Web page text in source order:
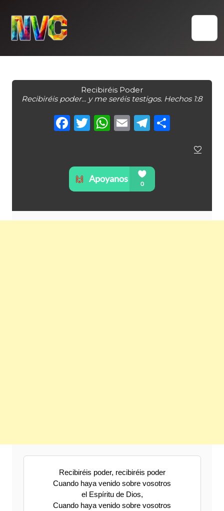
content
Recibiréis Poder
Recibiréis poder... y me seréis testigos. Hechos 1:8
Facebook
Twitter
WhatsApp
Email
Recibiréis poder, recibiréis poder
Cuando haya venido sobre vosotros
el Espíritu de Dios,
Cuando haya venido sobre vosotros